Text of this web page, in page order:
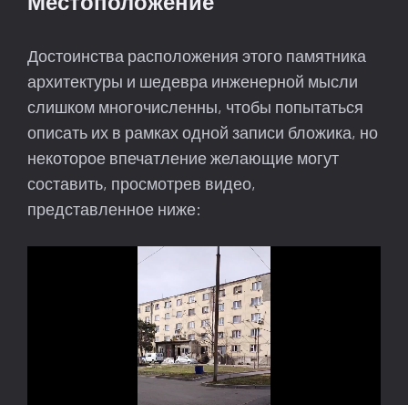
Достоинства расположения этого памятника
архитектуры и шедевра инженерной мысли
слишком многочисленны, чтобы попытаться
описать их в рамках одной записи бложика, но
некоторое впечатление желающие могут
составить, просмотрев видео,
представленное ниже: